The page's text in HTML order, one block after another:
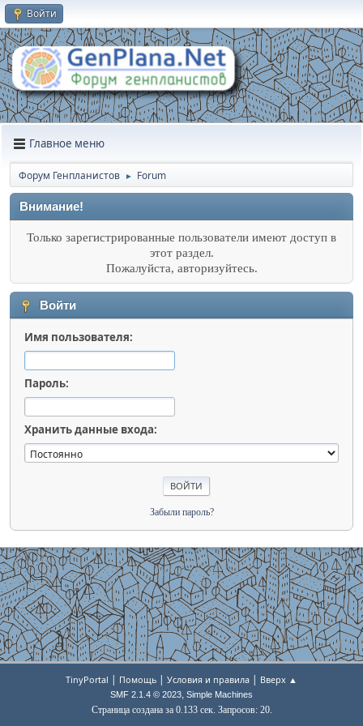
Войти
Главное меню
Форум Генпланистов ► Forum
Внимание!
Только зарегистрированные пользователи имеют доступ в
этот раздел.
Пожалуйста, авторизуйтесь.
Войти
Имя пользователя:
Пароль:
Хранить данные входа:
Забыли пароль?
TinyPortal | Помощь | Условия и правила | Вверх ▲
SMF 2.1.4 © 2023, Simple Machines
Страница создана за 0.133 сек. Запросов: 20.